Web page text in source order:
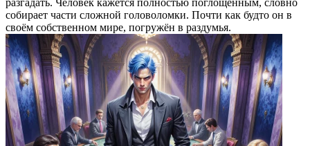
разгадать. Человек кажется полностью поглощённым, словно
собирает части сложной головоломки. Почти как будто он в
своём собственном мире, погружён в раздумья.